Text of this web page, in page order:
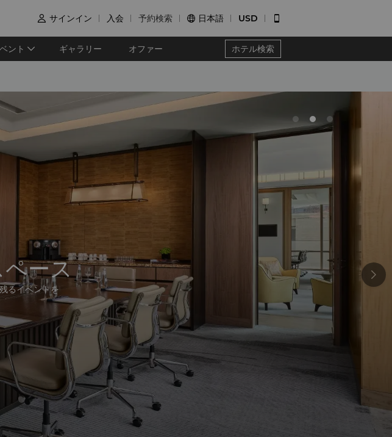
 サインイン 入会 予約検索  日本語 USD 
ント ギャラリー オファー ホテル検索
ース
るイベントを